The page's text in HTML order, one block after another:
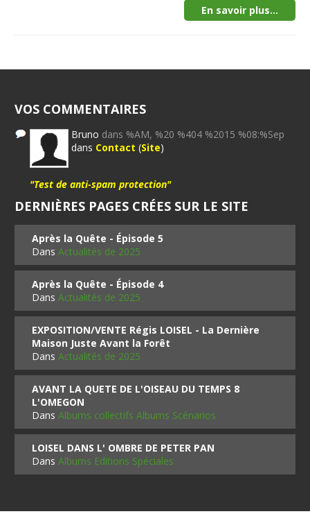
En savoir plus...
VOS COMMENTAIRES
Bruno dans %AM, %20 %404 %2015 %08:%Sep
dans Contact (Site)
"Test de anti-spam protection"
DERNIÈRES PAGES CRÉES SUR LE SITE
Après la Quête - Épisode 5
DansActualités de 2025
Après la Quête - Épisode 4
DansActualités de 2025
EXPOSITION/VENTE Régis LOISEL - La Dernière
Maison Juste Avant la Forêt
DansActualités de 2025
AVANT LA QUETE DE L'OISEAU DU TEMPS 8
L'OMEGON
DansAlbums collectifs Albums Scénarios
LOISEL DANS L' OMBRE DE PETER PAN
DansAlbums Editions Spéciales